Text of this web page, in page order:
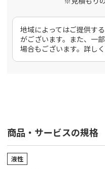
地域によってはご提供す
がございます。また、一
場合もございます。詳し
商品・サービスの規格
液性